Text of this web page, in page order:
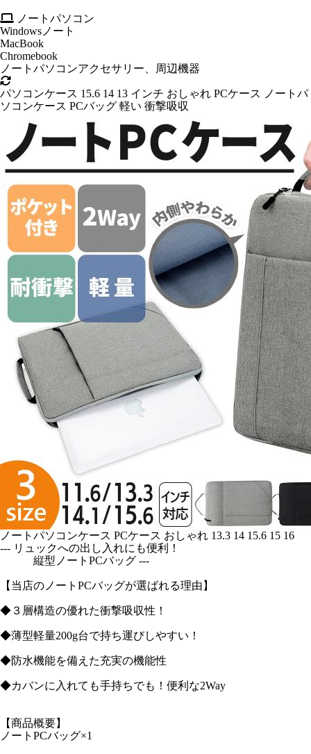
ノートパソコン
Windowsノート
MacBook
Chromebook
ノートパソコンアクセサリー、周辺機器
パソコンケース 15.6 14 13 インチ おしゃれ PCケース ノートパ
ソコンケース PCバッグ 軽い 衝撃吸収
ノートパソコンケース PCケース おしゃれ 13.3 14 15.6 15 16
--- リュックへの出し入れにも便利！
縦型ノートPCバッグ ---
【当店のノートPCバッグが選ばれる理由】
◆３層構造の優れた衝撃吸収性！
◆薄型軽量200g台で持ち運びしやすい！
◆防水機能を備えた充実の機能性
◆カバンに入れても手持ちでも！便利な2Way
【商品概要】
ノートPCバッグ×1